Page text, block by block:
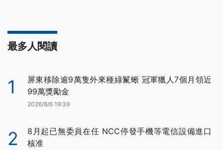
最多人閱讀
1
屏東移除逾9萬隻外來種綠鬣蜥 冠軍獵人7個月領近
99萬獎勵金
2026/8/6 19:39
2
8月起已無委員在任 NCC停發手機等電信設備進口
核准